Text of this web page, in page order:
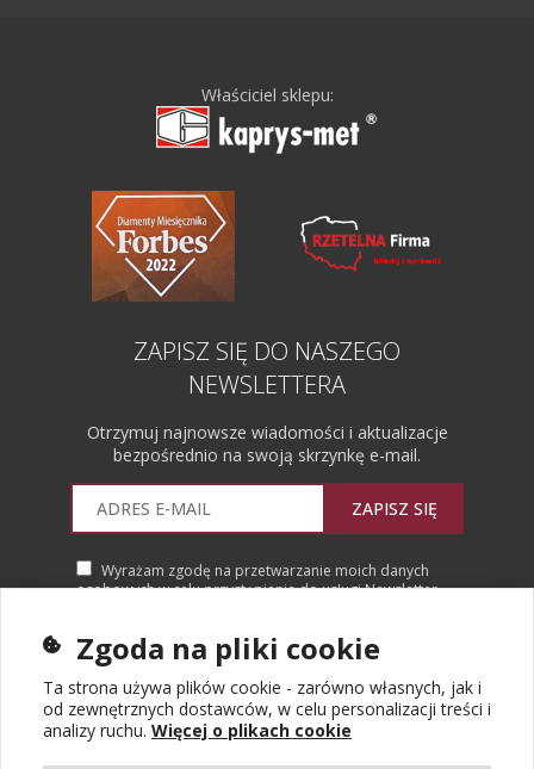
Właściciel sklepu:
ZAPISZ SIĘ DO NASZEGO
NEWSLETTERA
Otrzymuj najnowsze wiadomości i aktualizacje
bezpośrednio na swoją skrzynkę e-mail.
ZAPISZ SIĘ
Wyrażam zgodę na przetwarzanie moich danych
osobowych w celu przystąpienia do usługi Newsletter.
Zgoda na pliki cookie
Ta strona używa plików cookie - zarówno własnych, jak i
od zewnętrznych dostawców, w celu personalizacji treści i
analizy ruchu. Więcej o plikach cookie